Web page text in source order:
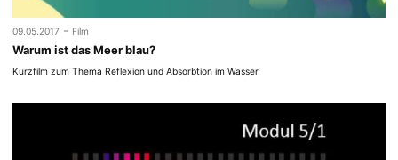
09.05.2017 - Film
Warum ist das Meer blau?
Kurzfilm zum Thema Reflexion und Absorbtion im Wasser